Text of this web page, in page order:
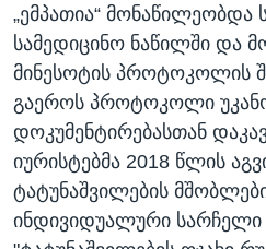
„ემპათია“
სამედიცინო ნაწილში და
მინესოტის პროტოკოლის
გაეროს პროტოკოლი
დოკუმენტირებასთან
იურისტებმა 2018 წლის
ტატუნაშვილების
ინდივიდუალური სარჩელი